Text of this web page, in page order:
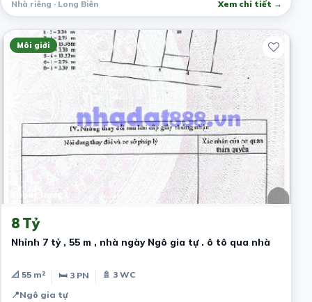
Nhà riêng · Long Biên Xem chi tiết →
Môi giới
9 ngày trước
8 Tỷ
Nhỉnh 7 tỷ , 55 m , nhà ngày Ngô gia tự . ô tô qua nhà
📐 55 m² 🛏 3 PN
🚿 3 WC
📍Ngô gia tự